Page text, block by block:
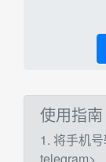
使用指南
1. 将手机